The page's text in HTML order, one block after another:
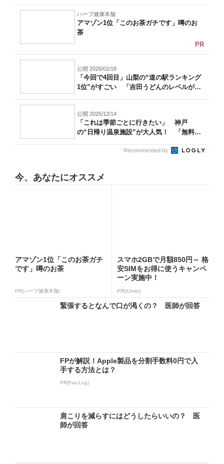
ハーブ健康本舗
アマゾン1位「このお茶ガチです」噂のお
茶
PR
公開 2026/02/18
「今回で4回目」山梨の“道の駅ランキング
1位”がすごい 「吉田うどんのレベルが
公開 2025/12/14
「これは季節ごとに行きたい」 神戸
の“日帰り温泉施設”が大人気！ 「無料送
Recommended by
今、あなたにオススメ
アマゾン1位「このお茶ガチ
です」噂のお茶
PR(ハーブ健康本舗)
スマホ2GBで月額850円～ 格
安SIMをお得に使うキャンペ
ーン実施中！
PR(IIJmio)
緊張するとなんで口が渇くの？ 医師が回答
FPが解説！Apple製品を分割手数料0円で入
手する方法とは？
PR(Fav-Log)
肩こりを減らすにはどうしたらいいの？ 医
師が回答